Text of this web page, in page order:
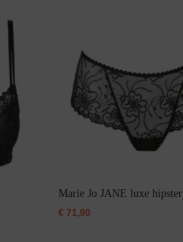
Marie Jo JANE luxe hipster
€ 71,90